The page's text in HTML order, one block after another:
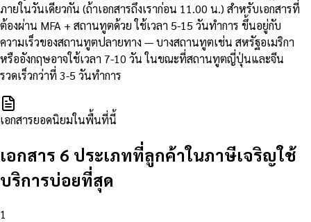
ภายในวันเดียวกัน (ถ้าเอกสารถึงเราก่อน 11.00 น.) สำหรับเอกสารที่
ต้องผ่าน MFA + สถานทูตด้วย ใช้เวลา 5-15 วันทำการ ขึ้นอยู่กับ
ความเร็วของสถานทูตปลายทาง — บางสถานทูตเช่น สหรัฐอเมริกา
หรืออังกฤษอาจใช้เวลา 7-10 วัน ในขณะที่สถานทูตญี่ปุ่นและจีน
รวดเร็วกว่าที่ 3-5 วันทำการ
เอกสารยอดนิยมในพื้นที่นี้
เอกสาร 6 ประเภทที่ลูกค้าในภาษีเจริญใช้
บริการบ่อยที่สุด
1